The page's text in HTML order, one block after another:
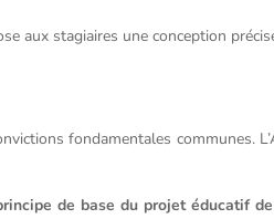
aux stagiaires une conception
fondamentales communes.
de base du projet éducatif de